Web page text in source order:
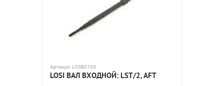
Артикул: LOSB3103
LOSI ВАЛ ВХОДНОЙ: LST/2, AFT